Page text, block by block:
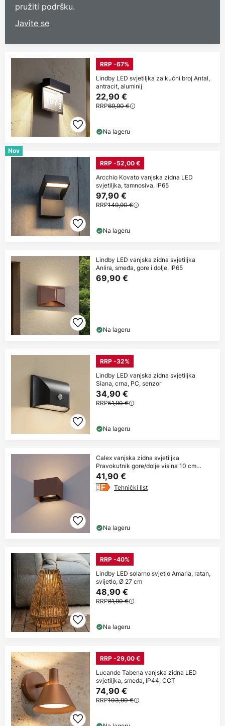
pružiti podršku.
Javite se
RRP -67%
Lindby LED svjetiljka za kućni broj Antal,
antracit, aluminij
22,90 €
RRP69,90 €
Na lageru
Nov
RRP -52,00 €
Arcchio Kovato vanjska zidna LED
svjetiljka, tamnosiva, IP65
97,90 €
RRP149,90 €
Na lageru
Lindby LED vanjska zidna svjetiljka
Anlira, smeđa, gore i dolje, IP65
69,90 €
Na lageru
RRP -32%
Lindby LED vanjska zidna svjetiljka
Siana, crna, PC, senzor
34,90 €
RRP51,90 €
Na lageru
Calex vanjska zidna svjetiljka
Pravokutnik gore/dolje visina 10 cm
hrđavo
41,90 €
Tehnički list
Na lageru
RRP -40%
Lindby LED solarno svjetlo Amaria, ratan,
svijetlo, Ø 27 cm
48,90 €
RRP81,90 €
Na lageru
RRP -29,00 €
Lucande Tabena vanjska zidna LED
svjetiljka, smeđa, IP44, CCT
74,90 €
RRP103,90 €